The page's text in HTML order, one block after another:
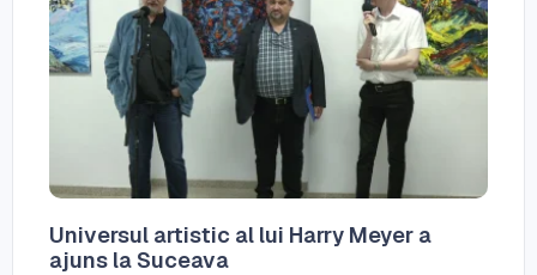
Universul artistic al lui Harry Meyer a
ajuns la Suceava